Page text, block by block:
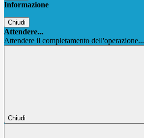
Informazione
Chiudi
Attendere...
Attendere il completamento dell'operazione...
Chiudi